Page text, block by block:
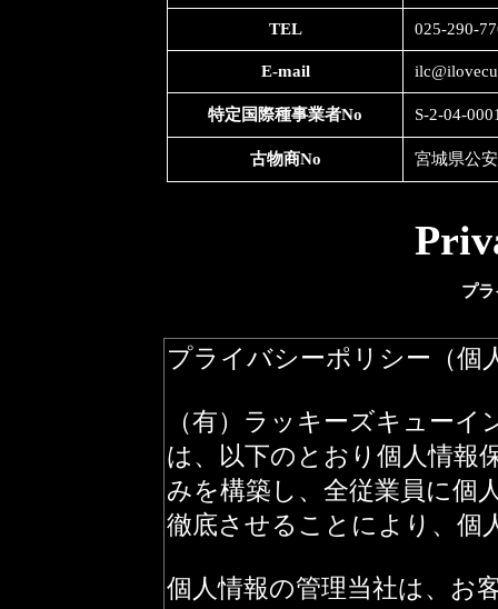
TEL 025-290-
E-mail
特定国際種事業者No S-2-04-
古物商No 宮城県公
プ